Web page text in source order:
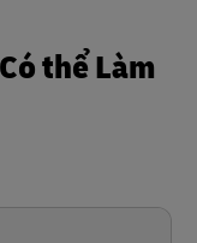
thể Làm